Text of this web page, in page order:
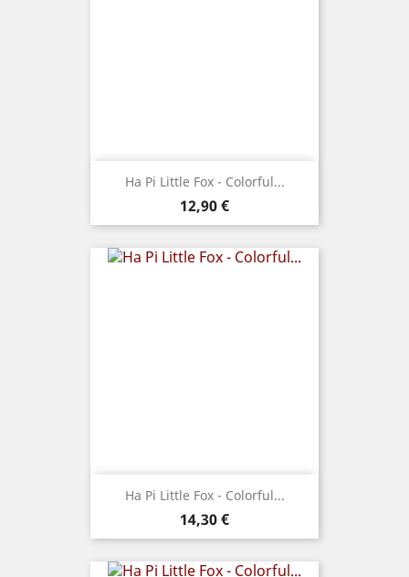
Ha Pi Little Fox - Colorful...
Prix
12,90 €
Ha Pi Little Fox - Colorful...
Prix
14,30 €